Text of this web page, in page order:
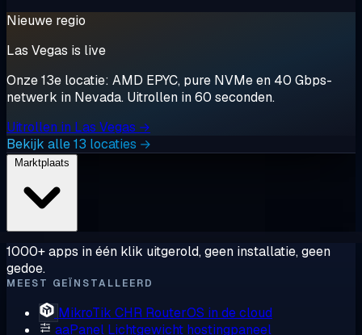
Nieuwe regio
Las Vegas is live
Onze 13e locatie: AMD EPYC, pure NVMe en 40 Gbps-
netwerk in Nevada. Uitrollen in 60 seconden.
Uitrollen in Las Vegas →
Bekijk alle 13 locaties →
1000+ apps in één klik uitgerold, geen installatie, geen
gedoe.
MEEST GEÏNSTALLEERD
MikroTik CHR RouterOS in de cloud
aaPanel Lichtgewicht hostingpaneel